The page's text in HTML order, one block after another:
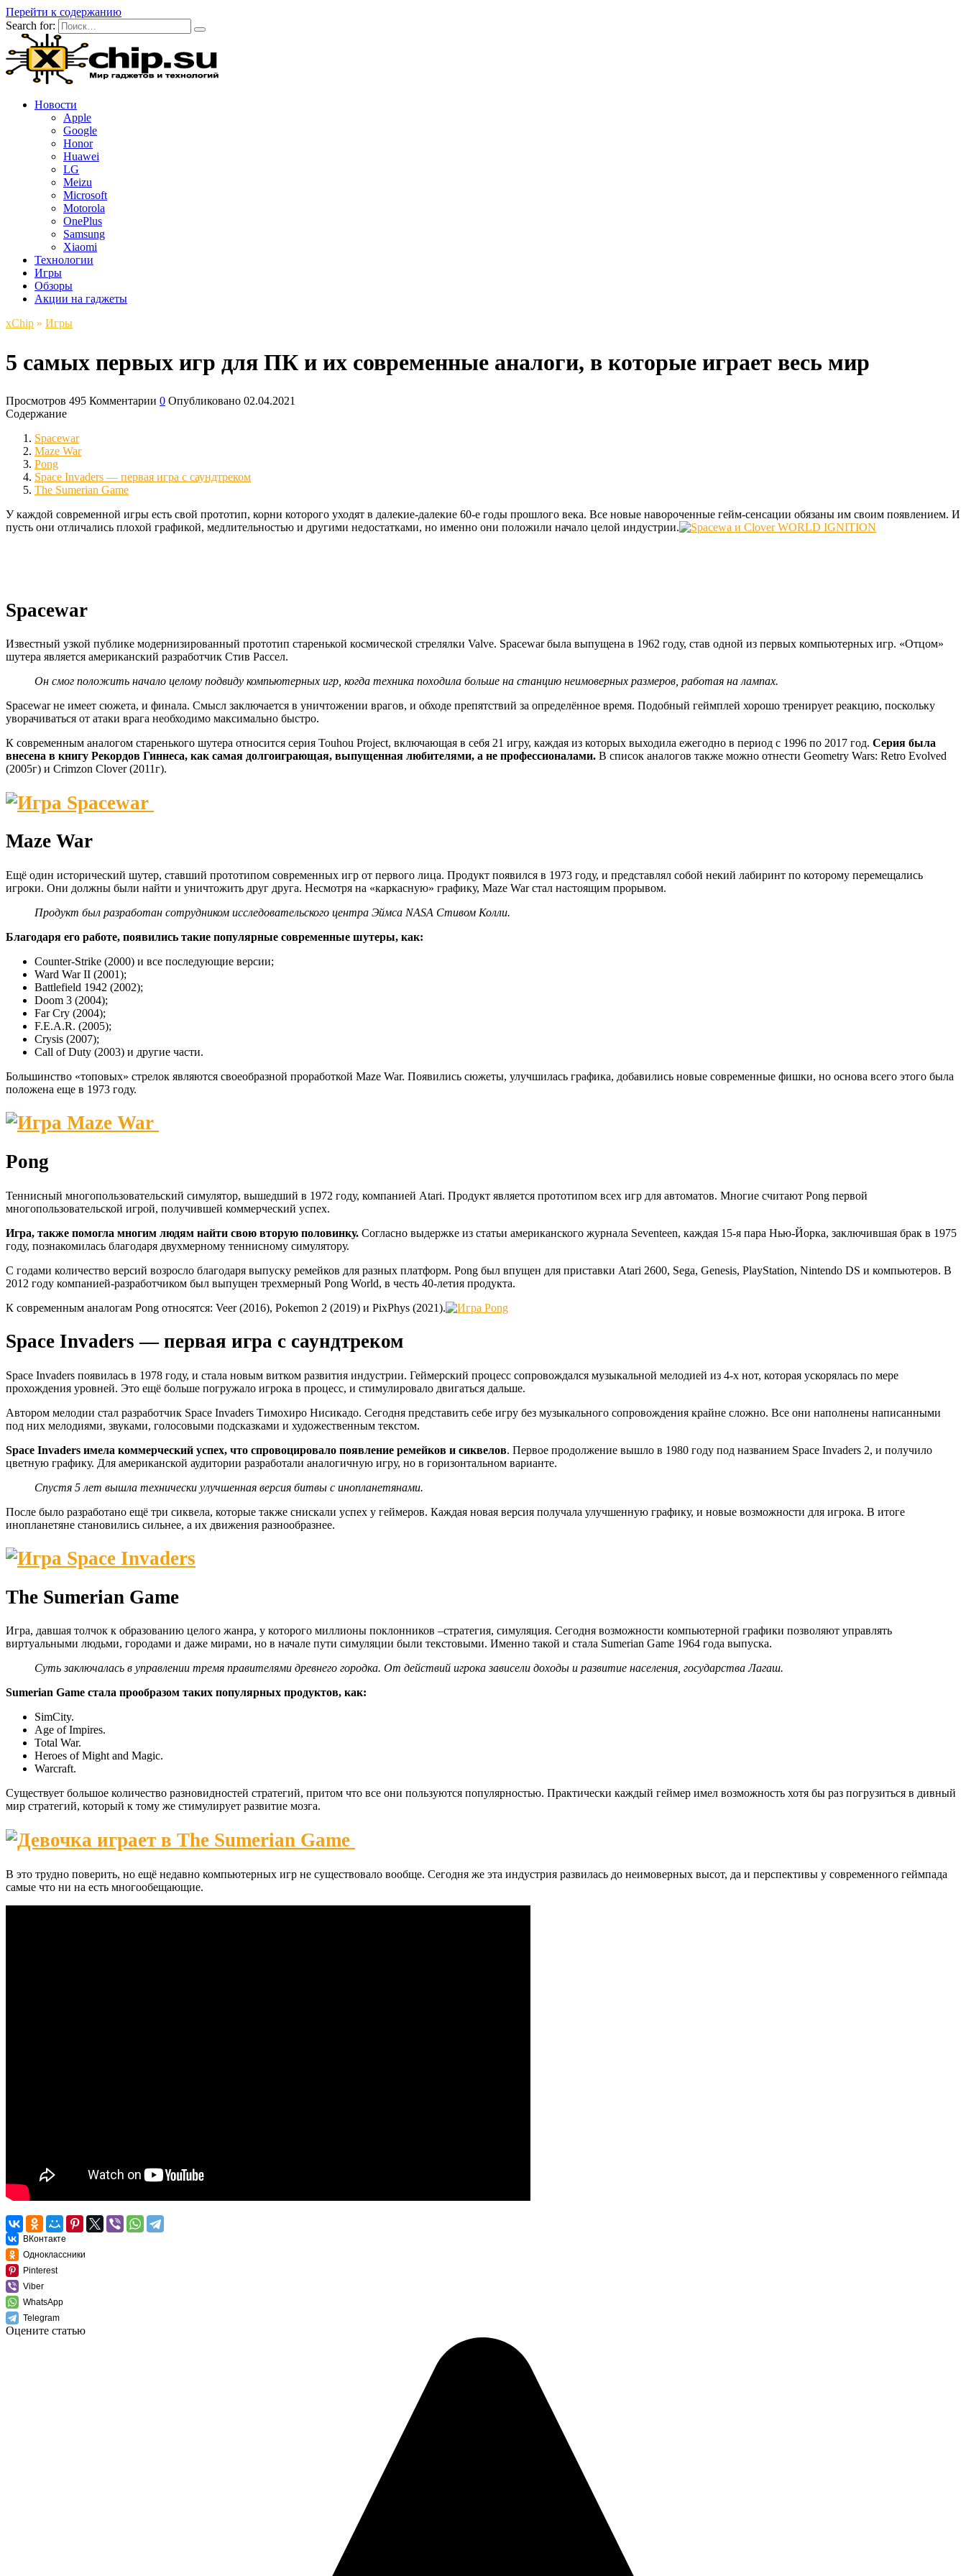
Перейти к содержанию
Search for:
Новости
Apple
Google
Honor
Huawei
LG
Meizu
Microsoft
Motorola
OnePlus
Samsung
Xiaomi
Технологии
Игры
Обзоры
Акции на гаджеты
xСhip » Игры
5 самых первых игр для ПК и их современные аналоги, в которые играет весь мир
Просмотров 495 Комментарии 0 Опубликовано 02.04.2021
Содержание
Spacewar
Maze War
Pong
Space Invaders — первая игра с саундтреком
The Sumerian Game
У каждой современной игры есть свой прототип, корни которого уходят в далекие-далекие 60-е годы прошлого века. Все новые навороченные гейм-сенсации обязаны им своим появлением. И
пусть они отличались плохой графикой, медлительностью и другими недостатками, но именно они положили начало целой индустрии.
Spacewar
Известный узкой публике модернизированный прототип старенькой космической стрелялки Valve. Spacewar была выпущена в 1962 году, став одной из первых компьютерных игр. «Отцом»
шутера является американский разработчик Стив Рассел.
Он смог положить начало целому подвиду компьютерных игр, когда техника походила больше на станцию неимоверных размеров, работая на лампах.
Spacewar не имеет сюжета, и финала. Смысл заключается в уничтожении врагов, и обходе препятствий за определённое время. Подобный геймплей хорошо тренирует реакцию, поскольку
уворачиваться от атаки врага необходимо максимально быстро.
К современным аналогом старенького шутера относится серия Touhou Project, включающая в себя 21 игру, каждая из которых выходила ежегодно в период с 1996 по 2017 год. Серия была
внесена в книгу Рекордов Гиннеса, как самая долгоиграющая, выпущенная любителями, а не профессионалами. В список аналогов также можно отнести Geometry Wars: Retro Evolved
(2005г) и Crimzon Clover (2011г).
Maze War
Ещё один исторический шутер, ставший прототипом современных игр от первого лица. Продукт появился в 1973 году, и представлял собой некий лабиринт по которому перемещались
игроки. Они должны были найти и уничтожить друг друга. Несмотря на «каркасную» графику, Maze War стал настоящим прорывом.
Продукт был разработан сотрудником исследовательского центра Эймса NASA Стивом Колли.
Благодаря его работе, появились такие популярные современные шутеры, как:
Counter-Strike (2000) и все последующие версии;
Ward War II (2001);
Battlefield 1942 (2002);
Doom 3 (2004);
Far Cry (2004);
F.E.A.R. (2005);
Crysis (2007);
Call of Duty (2003) и другие части.
Большинство «топовых» стрелок являются своеобразной проработкой Maze War. Появились сюжеты, улучшилась графика, добавились новые современные фишки, но основа всего этого была
положена еще в 1973 году.
Pong
Теннисный многопользовательский симулятор, вышедший в 1972 году, компанией Atari. Продукт является прототипом всех игр для автоматов. Многие считают Pong первой
многопользовательской игрой, получившей коммерческий успех.
Игра, также помогла многим людям найти свою вторую половинку. Согласно выдержке из статьи американского журнала Seventeen, каждая 15-я пара Нью-Йорка, заключившая брак в 1975
году, познакомилась благодаря двухмерному теннисному симулятору.
С годами количество версий возросло благодаря выпуску ремейков для разных платформ. Pong был впущен для приставки Atari 2600, Sega, Genesis, PlayStation, Nintendo DS и компьютеров. В
2012 году компанией-разработчиком был выпущен трехмерный Pong World, в честь 40-летия продукта.
К современным аналогам Pong относятся: Veer (2016), Pokemon 2 (2019) и PixPhys (2021).
Space Invaders — первая игра с саундтреком
Space Invaders появилась в 1978 году, и стала новым витком развития индустрии. Геймерский процесс сопровождался музыкальной мелодией из 4-х нот, которая ускорялась по мере
прохождения уровней. Это ещё больше погружало игрока в процесс, и стимулировало двигаться дальше.
Автором мелодии стал разработчик Space Invaders Тимохиро Нисикадо. Сегодня представить себе игру без музыкального сопровождения крайне сложно. Все они наполнены написанными
под них мелодиями, звуками, голосовыми подсказками и художественным текстом.
Space Invaders имела коммерческий успех, что спровоцировало появление ремейков и сиквелов. Первое продолжение вышло в 1980 году под названием Space Invaders 2, и получило
цветную графику. Для американской аудитории разработали аналогичную игру, но в горизонтальном варианте.
Спустя 5 лет вышла технически улучшенная версия битвы с инопланетянами.
После было разработано ещё три сиквела, которые также снискали успех у геймеров. Каждая новая версия получала улучшенную графику, и новые возможности для игрока. В итоге
инопланетяне становились сильнее, а их движения разнообразнее.
The Sumerian Game
Игра, давшая толчок к образованию целого жанра, у которого миллионы поклонников –стратегия, симуляция. Сегодня возможности компьютерной графики позволяют управлять
виртуальными людьми, городами и даже мирами, но в начале пути симуляции были текстовыми. Именно такой и стала Sumerian Game 1964 года выпуска.
Суть заключалась в управлении тремя правителями древнего городка. От действий игрока зависели доходы и развитие населения, государства Лагаш.
Sumerian Game стала прообразом таких популярных продуктов, как:
SimСity.
Age of Impires.
Total War.
Heroes of Might and Magic.
Warcraft.
Существует большое количество разновидностей стратегий, притом что все они пользуются популярностью. Практически каждый геймер имел возможность хотя бы раз погрузиться в дивный
мир стратегий, который к тому же стимулирует развитие мозга.
В это трудно поверить, но ещё недавно компьютерных игр не существовало вообще. Сегодня же эта индустрия развилась до неимоверных высот, да и перспективы у современного геймпада
самые что ни на есть многообещающие.
ВКонтакте
Одноклассники
Pinterest
Viber
WhatsApp
Telegram
Оцените статью